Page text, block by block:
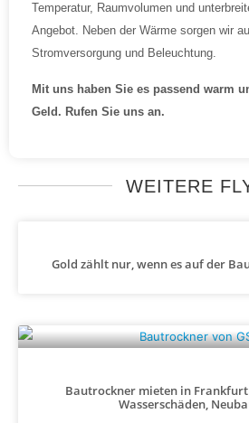
Temperatur, Raumvolumen und
Angebot. Neben der Wärme sorgen wir
Stromversorgung und Beleuchtung.
Mit uns haben Sie es passend warm
Geld. Rufen Sie uns an.
WEITERE
Gold zählt nur, wenn es auf der
Bautrockner mieten in
Wasserschäden,